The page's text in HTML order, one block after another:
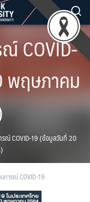
COVID-
พฤษภาคม
ณ์ COVID-19 (ข้อมูลวันที่ 20
การณ์ COVID-19